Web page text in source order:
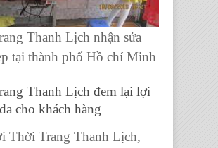
Thanh Lịch nhận sửa
tại thành phố Hồ chí Minh
Thanh Lịch đem lại lợi
cho khách hàng
Thời Trang Thanh Lịch,